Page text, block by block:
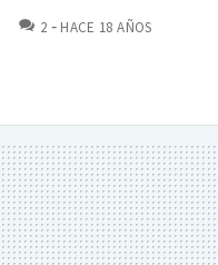
2 COMENTARIOS
HACE 18 AÑOS